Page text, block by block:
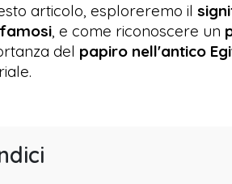
articolo, esploreremo il
, e come riconoscere un
del papiro nell'antico